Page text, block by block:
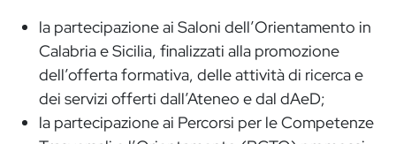
la partecipazione ai Saloni dell’Orientamento in
Calabria e Sicilia, finalizzati alla promozione
dell’offerta formativa, delle attività di ricerca e
dei servizi offerti dall’Ateneo e dal dAeD;
la partecipazione ai Percorsi per le Competenze